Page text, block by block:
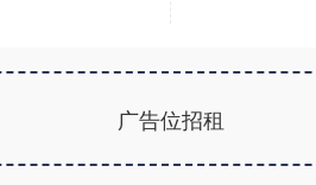
广告位招租